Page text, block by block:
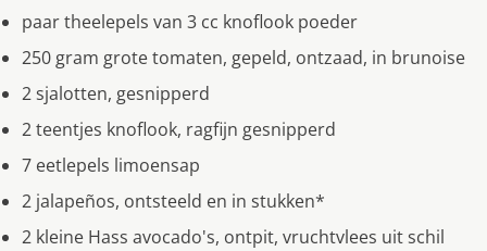
paar theelepels van 3 cc knoflook poeder
250 gram grote tomaten, gepeld, ontzaad, in brunoise
2 sjalotten, gesnipperd
2 teentjes knoflook, ragfijn gesnipperd
7 eetlepels limoensap
2 jalapeños, ontsteeld en in stukken*
2 kleine Hass avocado's, ontpit, vruchtvlees uit schil